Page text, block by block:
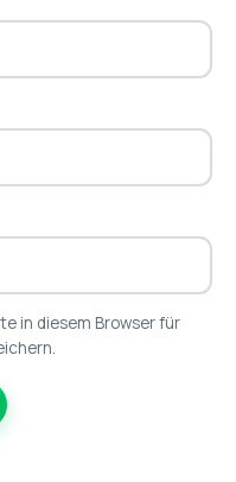
in diesem Browser für